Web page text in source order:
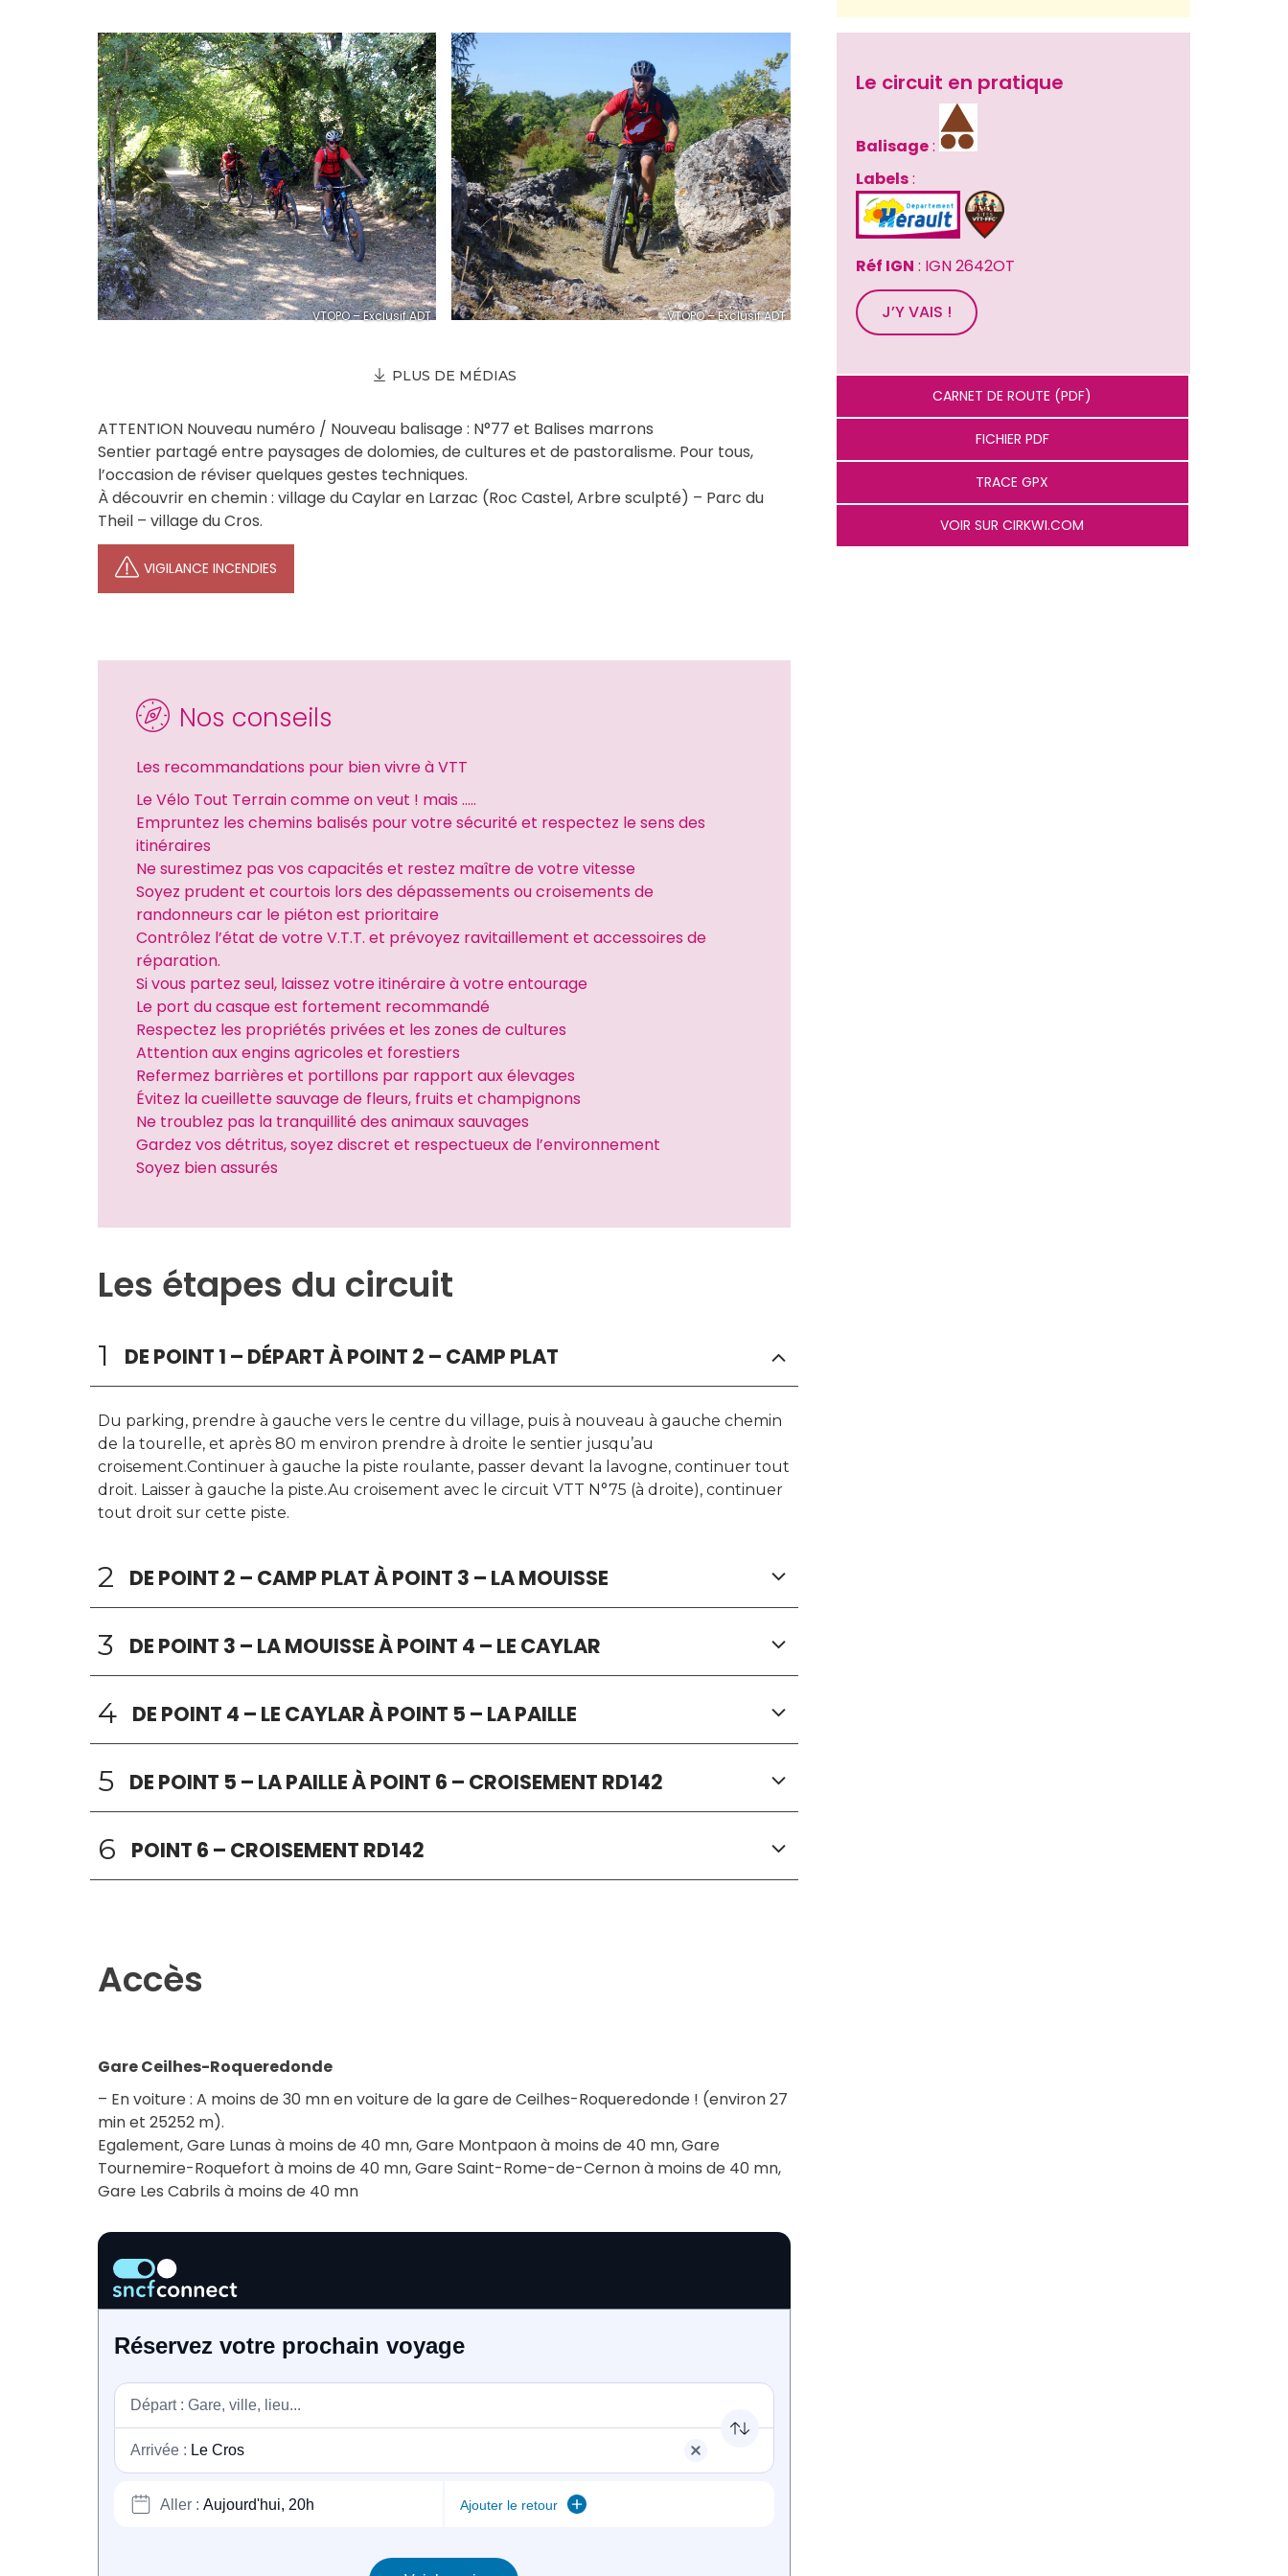
VTOPO – Exclusif ADT VTOPO – Exclusif ADT
PLUS DE MÉDIAS
ATTENTION Nouveau numéro / Nouveau balisage : N°77 et Balises marrons
Sentier partagé entre paysages de dolomies, de cultures et de pastoralisme. Pour tous,
l’occasion de réviser quelques gestes techniques.
À découvrir en chemin : village du Caylar en Larzac (Roc Castel, Arbre sculpté) – Parc du
Theil – village du Cros.
VIGILANCE INCENDIES
Nos conseils
Les recommandations pour bien vivre à VTT
Le Vélo Tout Terrain comme on veut ! mais …..
Empruntez les chemins balisés pour votre sécurité et respectez le sens des
itinéraires
Ne surestimez pas vos capacités et restez maître de votre vitesse
Soyez prudent et courtois lors des dépassements ou croisements de
randonneurs car le piéton est prioritaire
Contrôlez l’état de votre V.T.T. et prévoyez ravitaillement et accessoires de
réparation.
Si vous partez seul, laissez votre itinéraire à votre entourage
Le port du casque est fortement recommandé
Respectez les propriétés privées et les zones de cultures
Attention aux engins agricoles et forestiers
Refermez barrières et portillons par rapport aux élevages
Évitez la cueillette sauvage de fleurs, fruits et champignons
Ne troublez pas la tranquillité des animaux sauvages
Gardez vos détritus, soyez discret et respectueux de l’environnement
Soyez bien assurés
Les étapes du circuit
1 DE POINT 1 – DÉPART À POINT 2 – CAMP PLAT
Du parking, prendre à gauche vers le centre du village, puis à nouveau à gauche chemin
de la tourelle, et après 80 m environ prendre à droite le sentier jusqu’au
croisement.Continuer à gauche la piste roulante, passer devant la lavogne, continuer tout
droit. Laisser à gauche la piste.Au croisement avec le circuit VTT N°75 (à droite), continuer
tout droit sur cette piste.
2 DE POINT 2 – CAMP PLAT À POINT 3 – LA MOUISSE
3 DE POINT 3 – LA MOUISSE À POINT 4 – LE CAYLAR
4 DE POINT 4 – LE CAYLAR À POINT 5 – LA PAILLE
5 DE POINT 5 – LA PAILLE À POINT 6 – CROISEMENT RD142
6 POINT 6 – CROISEMENT RD142
Accès
Gare Ceilhes-Roqueredonde
– En voiture : A moins de 30 mn en voiture de la gare de Ceilhes-Roqueredonde ! (environ 27
min et 25252 m).
Egalement, Gare Lunas à moins de 40 mn, Gare Montpaon à moins de 40 mn, Gare
Tournemire-Roquefort à moins de 40 mn, Gare Saint-Rome-de-Cernon à moins de 40 mn,
Gare Les Cabrils à moins de 40 mn
Le circuit en pratique
Balisage :
Labels :
Réf IGN : IGN 2642OT
J’Y VAIS !
CARNET DE ROUTE (PDF)
FICHIER PDF
TRACE GPX
VOIR SUR CIRKWI.COM